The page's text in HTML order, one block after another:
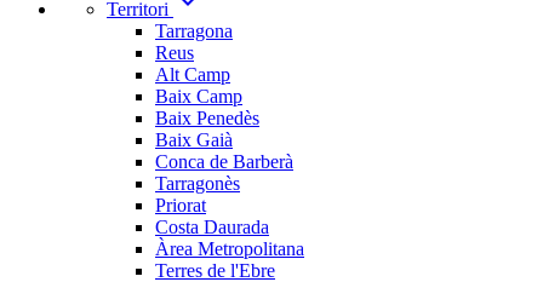
Territori
Tarragona
Reus
Alt Camp
Baix Camp
Baix Penedès
Baix Gaià
Conca de Barberà
Tarragonès
Priorat
Costa Daurada
Àrea Metropolitana
Terres de l'Ebre